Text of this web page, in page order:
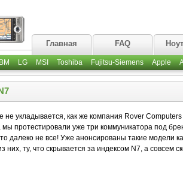
Главная FAQ
LG MSI Toshiba Fujitsu-Siemens Apple
не укладывается, как же компания Rover
протестировали уже три коммуникатора под
далеко не все! Уже анонсированы такие модели
них, ту, что скрывается за индексом N7, а совсем